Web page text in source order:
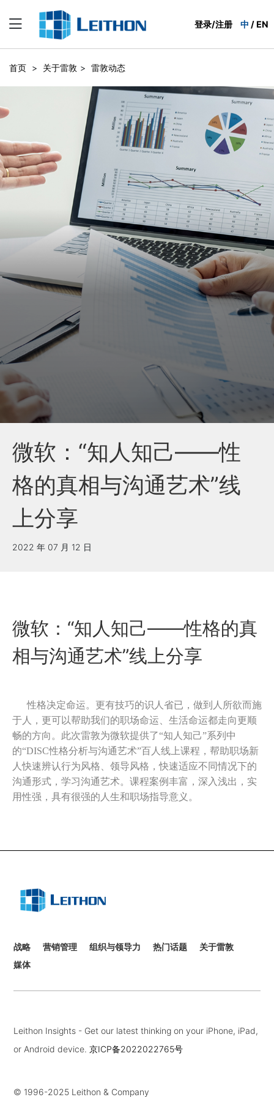
登录/注册 中 / EN
首页 > 关于雷敦 > 雷敦动态
微软：“知人知己——性
格的真相与沟通艺术”线
上分享
2022 年 07 月 12 日
微软：“知人知己——性格的真
相与沟通艺术”线上分享
性格决定命运。更有技巧的识人省已，做到人所欲而施
于人，更可以帮助我们的职场命运、生活命运都走向更顺
畅的方向。此次雷敦为微软提供了“知人知己”系列中
的“DISC性格分析与沟通艺术”百人线上课程，帮助职场新
人快速辨认行为风格、领导风格，快速适应不同情况下的
沟通形式，学习沟通艺术。课程案例丰富，深入浅出，实
用性强，具有很强的人生和职场指导意义。
战略 营销管理 组织与领导力 热门话题
关于雷敦
媒体
Leithon Insights - Get our latest thinking on your iPhone, iPad,
or Android device.京ICP备2022022765号
© 1996-2025 Leithon & Company